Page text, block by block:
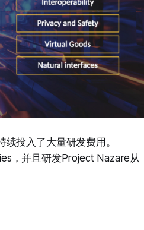
投入了大量研发费用。
，并且研发Project Nazare从